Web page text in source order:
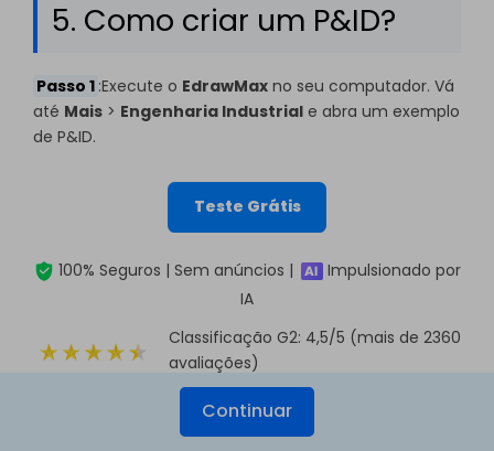
5. Como criar um P&ID?
Passo 1 :Execute o EdrawMaxno seu computador. Vá
até Mais > Engenharia Industrial e abra um exemplo
de P&ID.
Teste Grátis
100% Seguros | Sem anúncios |
Impulsionado por
IA
Classificação G2: 4,5/5 (mais de 2360
avaliações)
Continuar